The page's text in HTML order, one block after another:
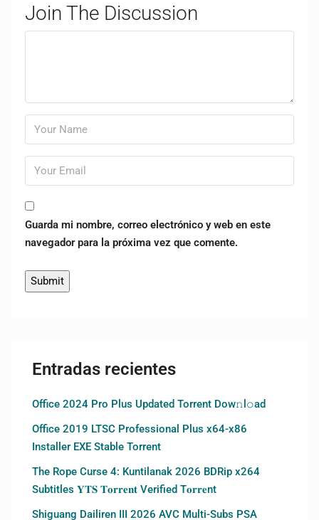
Join The Discussion
Guarda mi nombre, correo electrónico y web en este
navegador para la próxima vez que comente.
Entradas recientes
Office 2024 Pro Plus Updated Torrent Dow𝚗l𝚘аd
Office 2019 LTSC Professional Plus x64-x86
Installer EXE Stable Torrent
The Rope Curse 4: Kuntilanak 2026 BDRip x264
Subtitles 𝐘𝐓𝐒 𝐓𝐨𝐫𝐫𝐞𝐧𝐭 Verified T𝐨𝐫𝐫𝐞nt
Shiguang Dailiren III 2026 AVC Multi-Subs PSA